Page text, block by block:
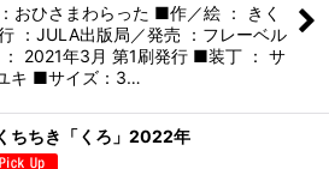
おひさまわらった ■作／絵 ： きく
：JULA出版局／発売 ：フレーベル
2021年3月 第1刷発行 ■装丁 ： サ
キ ■サイズ：3…
ちちき「くろ」2022年